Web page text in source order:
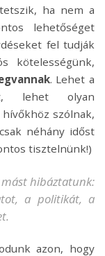
ha nem a
lehetőséget
fel tudják
kötelességünk,
. Lehet a
lehet olyan
szólnak,
néhány időst
tisztelnünk!)
hibáztatunk:
a politikát, a
azon, hogy